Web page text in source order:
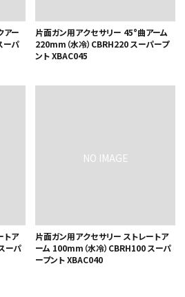
アー
ーパ
片面ガン用アクセサリー 45°曲アーム
220mm（水冷）CBRH220 スーパープ
ント XBAC045
トア
ーパ
片面ガン用アクセサリー ストレートア
ーム 100mm（水冷）CBRH100 スーパ
ープント XBAC040